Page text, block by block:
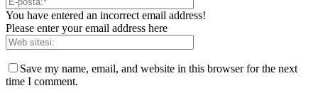
You have entered an incorrect email address!
Please enter your email address here
Save my name, email, and website in this browser for the next
time I comment.